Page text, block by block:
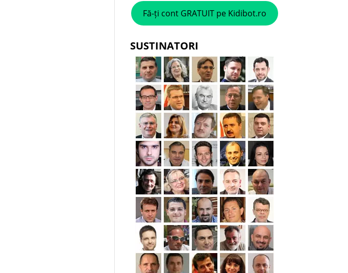
Fă-ți cont GRATUIT pe Kidibot.ro
SUSTINATORI